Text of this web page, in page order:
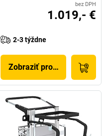
bez DPH
1.019,- €
2-3 týždne
Zobraziť produkt